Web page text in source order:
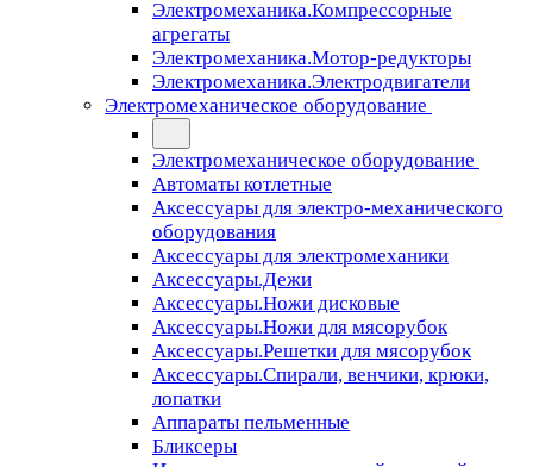
Электромеханика.Компрессорные
агрегаты
Электромеханика.Мотор-редукторы
Электромеханика.Электродвигатели
Электромеханическое оборудование
Электромеханическое оборудование
Автоматы котлетные
Аксессуары для электро-механического
оборудования
Аксессуары для электромеханики
Аксессуары.Дежи
Аксессуары.Ножи дисковые
Аксессуары.Ножи для мясорубок
Аксессуары.Решетки для мясорубок
Аксессуары.Спирали, венчики, крюки,
лопатки
Аппараты пельменные
Бликсеры